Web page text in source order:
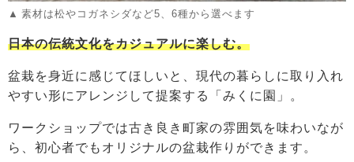
素材は松やコガネシダなど5、6種から選べます
日本の伝統文化をカジュアルに楽しむ。
盆栽を身近に感じてほしいと、現代の暮らしに取り入れ
やすい形にアレンジして提案する「みくに園」。
ワークショップでは古き良き町家の雰囲気を味わいなが
ら、初心者でもオリジナルの盆栽作りができます。